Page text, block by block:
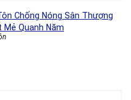
Chống Nóng Sân Thượng
Mẻ Quanh Năm